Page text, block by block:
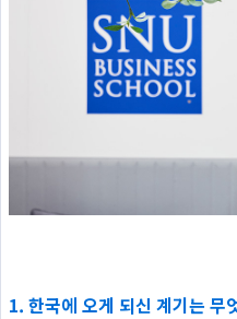
1. 한국에 오게 되신 계기는 무